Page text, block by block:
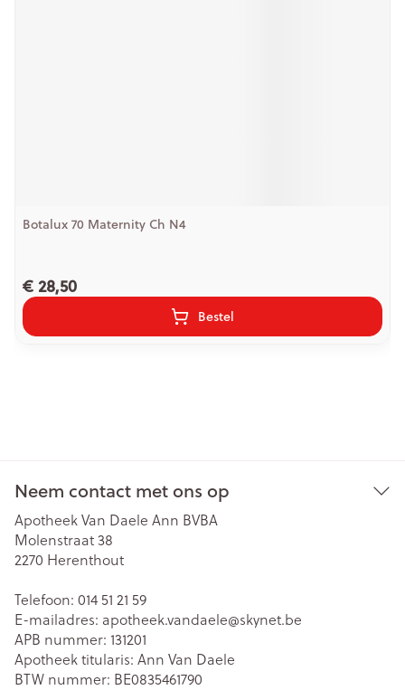
Botalux 70 Maternity Ch N4
€ 28,50
Bestel
Neem contact met ons op
Apotheek Van Daele Ann BVBA
Molenstraat 38
2270 Herenthout
Telefoon: 014 51 21 59
E-mailadres: apotheek.vandaele@skynet.be
APB nummer: 131201
Apotheek titularis: Ann Van Daele
BTW nummer: BE0835461790